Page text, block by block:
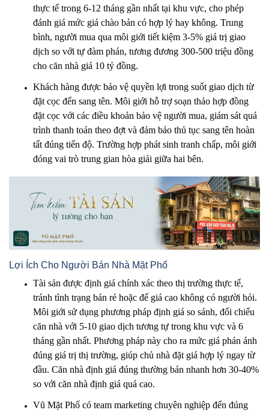
thực tế trong 6-12 tháng gần nhất tại khu vực, cho phép
đánh giá mức giá chào bán có hợp lý hay không. Trung
bình, người mua qua môi giới tiết kiệm 3-5% giá trị giao
dịch so với tự đàm phán, tương đương 300-500 triệu đồng
cho căn nhà giá 10 tỷ đồng.
Khách hàng được bảo vệ quyền lợi trong suốt giao dịch từ
đặt cọc đến sang tên. Môi giới hỗ trợ soạn thảo hợp đồng
đặt cọc với các điều khoản bảo vệ người mua, giám sát quá
trình thanh toán theo đợt và đảm bảo thủ tục sang tên hoàn
tất đúng tiến độ. Trường hợp phát sinh tranh chấp, môi giới
đóng vai trò trung gian hòa giải giữa hai bên.
Lợi Ích Cho Người Bán Nhà Mặt Phố
Tài sản được định giá chính xác theo thị trường thực tế,
tránh tình trạng bán rẻ hoặc để giá cao không có người hỏi.
Môi giới sử dụng phương pháp định giá so sánh, đối chiếu
căn nhà với 5-10 giao dịch tương tự trong khu vực và 6
tháng gần nhất. Phương pháp này cho ra mức giá phản ánh
đúng giá trị thị trường, giúp chủ nhà đặt giá hợp lý ngay từ
đầu. Căn nhà định giá đúng thường bán nhanh hơn 30-40%
so với căn nhà định giá quá cao.
Vũ Mặt Phố có team marketing chuyên nghiệp đến đúng